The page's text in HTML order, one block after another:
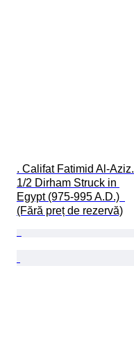
. Califat Fatimid Al-Aziz.
1/2 Dirham Struck in
Egypt (975-995 A.D.)
(Fără preț de rezervă)